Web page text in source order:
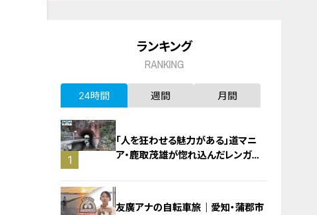
ランキング
RANKING
24時間 週間 月間
1
「人を狂わせる魅力がある」道マニ
ア・鹿取茂雄が惚れ込んだレンガの
友廣アナの自転車旅｜愛知・蒲郡市